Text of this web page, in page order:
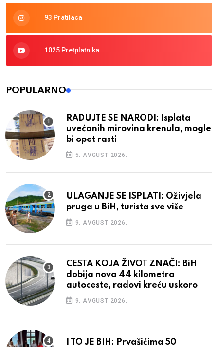
93 Pratilaca
1025 Pretplatnika
POPULARNO
RADUJTE SE NARODI: Isplata
uvećanih mirovina krenula, mogle
bi opet rasti
5. AVGUST 2026.
ULAGANJE SE ISPLATI: Oživjela
pruga u BiH, turista sve više
9. AVGUST 2026.
CESTA KOJA ŽIVOT ZNAČI: BiH
dobija nova 44 kilometra
autoceste, radovi kreću uskoro
9. AVGUST 2026.
I TO JE BIH: Prvašićima 50